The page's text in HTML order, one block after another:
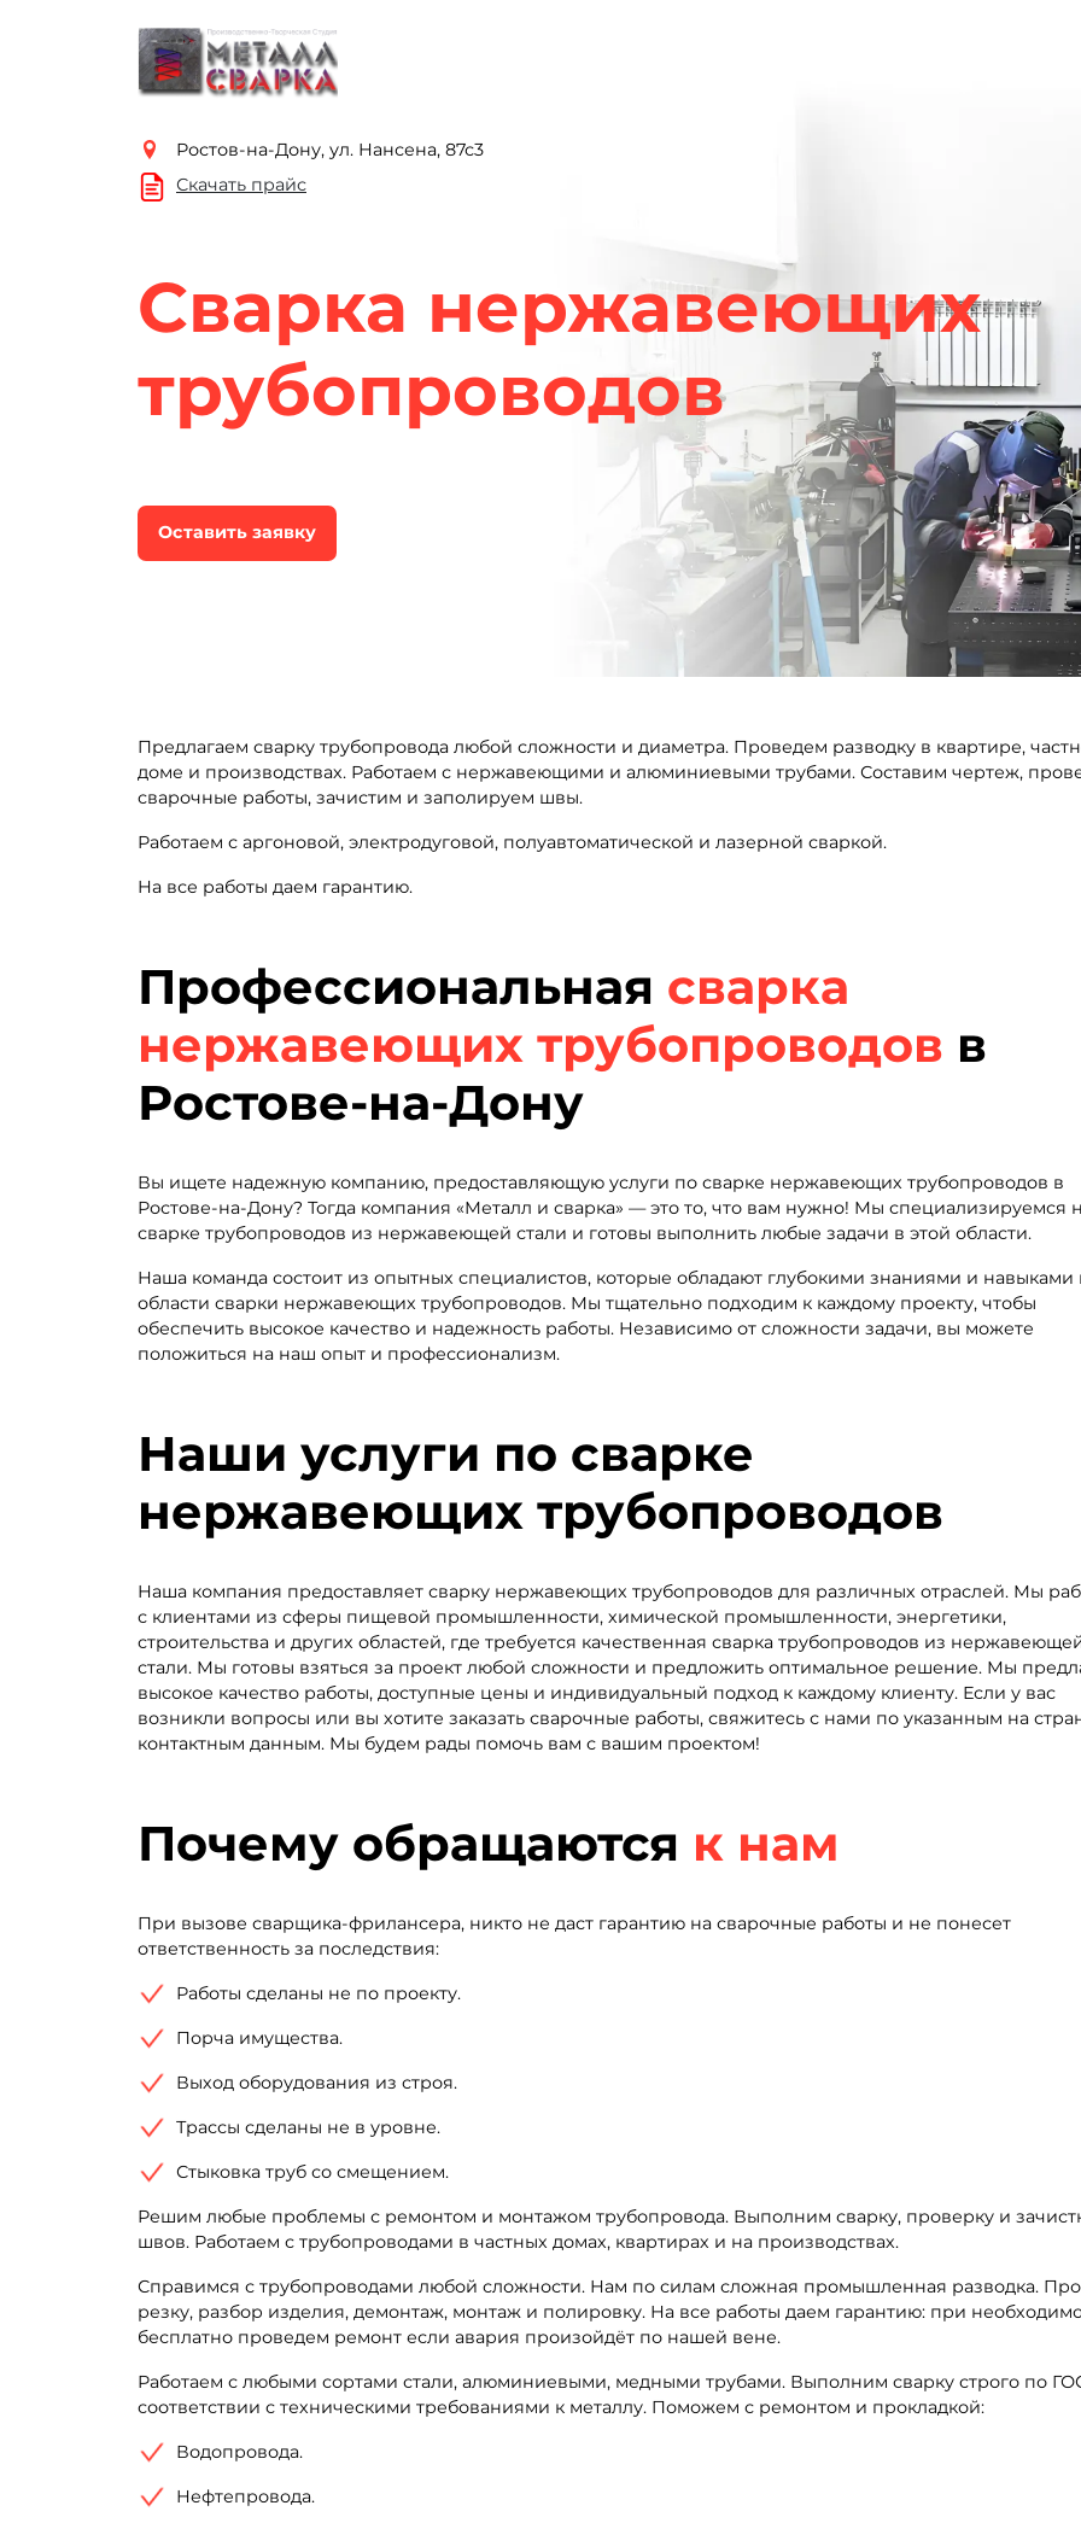
Ростов-на-Дону, ул. Нансена, 87с3
Скачать прайс
Сварка нержавеющих
трубопроводов
Оставить заявку
Предлагаем сварку трубопровода любой сложности и диаметра. Проведем разводку в квартире,
доме и производствах. Работаем с нержавеющими и алюминиевыми трубами. Составим чертеж,
сварочные работы, зачистим и заполируем швы.
Работаем с аргоновой, электродуговой, полуавтоматической и лазерной сваркой.
На все работы даем гарантию.
Профессиональная сварка
нержавеющих трубопроводов в
Ростове-на-Дону
Вы ищете надежную компанию, предоставляющую услуги по сварке нержавеющих трубопроводов в
Ростове-на-Дону? Тогда компания «Металл и сварка» — это то, что вам нужно! Мы специализируемся
сварке трубопроводов из нержавеющей стали и готовы выполнить любые задачи в этой области.
Наша команда состоит из опытных специалистов, которые обладают глубокими знаниями и навыками
области сварки нержавеющих трубопроводов. Мы тщательно подходим к каждому проекту, чтобы
обеспечить высокое качество и надежность работы. Независимо от сложности задачи, вы можете
положиться на наш опыт и профессионализм.
Наши услуги по сварке
нержавеющих трубопроводов
Наша компания предоставляет сварку нержавеющих трубопроводов для различных отраслей. Мы
с клиентами из сферы пищевой промышленности, химической промышленности, энергетики,
строительства и других областей, где требуется качественная сварка трубопроводов из
стали. Мы готовы взяться за проект любой сложности и предложить оптимальное решение. Мы
высокое качество работы, доступные цены и индивидуальный подход к каждому клиенту. Если у вас
возникли вопросы или вы хотите заказать сварочные работы, свяжитесь с нами по указанным на
контактным данным. Мы будем рады помочь вам с вашим проектом!
Почему обращаются к нам
При вызове сварщика-фрилансера, никто не даст гарантию на сварочные работы и не понесет
ответственность за последствия:
Работы сделаны не по проекту.
Порча имущества.
Выход оборудования из строя.
Трассы сделаны не в уровне.
Стыковка труб со смещением.
Решим любые проблемы с ремонтом и монтажом трубопровода. Выполним сварку, проверку и
швов. Работаем с трубопроводами в частных домах, квартирах и на производствах.
Справимся с трубопроводами любой сложности. Нам по силам сложная промышленная разводка.
резку, разбор изделия, демонтаж, монтаж и полировку. На все работы даем гарантию: при
бесплатно проведем ремонт если авария произойдёт по нашей вене.
Работаем с любыми сортами стали, алюминиевыми, медными трубами. Выполним сварку строго по
соответствии с техническими требованиями к металлу. Поможем с ремонтом и прокладкой:
Водопровода.
Нефтепровода.